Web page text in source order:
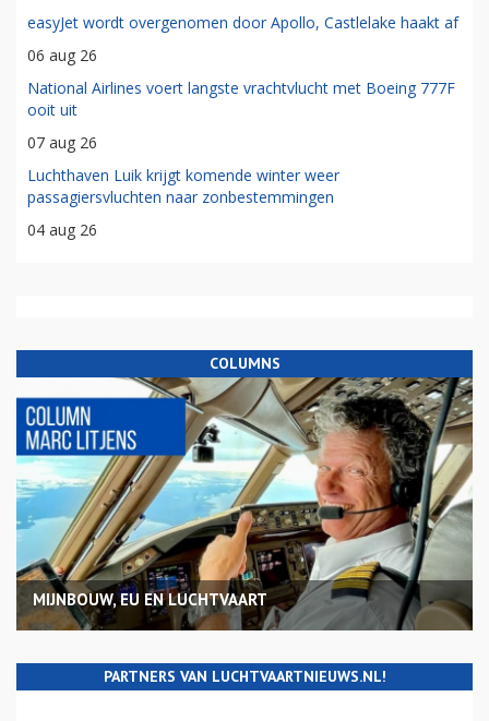
easyJet wordt overgenomen door Apollo, Castlelake haakt af
06 aug 26
National Airlines voert langste vrachtvlucht met Boeing 777F
ooit uit
07 aug 26
Luchthaven Luik krijgt komende winter weer
passagiersvluchten naar zonbestemmingen
04 aug 26
COLUMNS
MIJNBOUW, EU EN LUCHTVAART
PARTNERS VAN LUCHTVAARTNIEUWS.NL!